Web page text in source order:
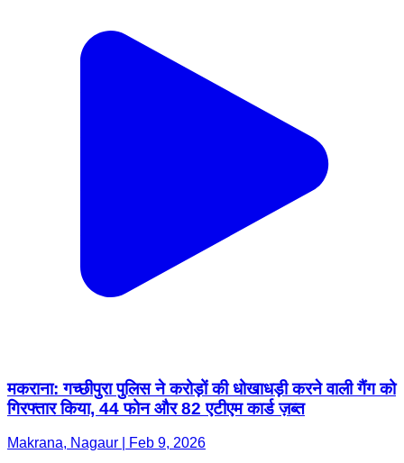
मकराना: गच्छीपुरा पुलिस ने करोड़ों की धोखाधड़ी करने वाली गैंग को
गिरफ्तार किया, 44 फोन और 82 एटीएम कार्ड ज़ब्त
Makrana, Nagaur | Feb 9, 2026